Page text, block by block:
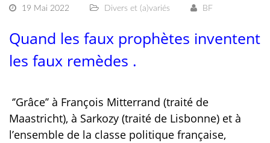
19 Mai 2022 Divers et (a)variés BF
Quand les faux prophètes inventent
les faux remèdes .
‘’Grâce’’ à François Mitterrand (traité de
Maastricht), à Sarkozy (traité de Lisbonne) et à
l’ensemble de la classe politique française,